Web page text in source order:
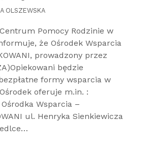
OLSZEWSKA
Pomocy Rodzinie w
że Ośrodek Wsparcia
prowadzony przez
będzie
formy wsparcia w
oferuje m.in. :
Wsparcia –
ul. Henryka Sienkiewicza